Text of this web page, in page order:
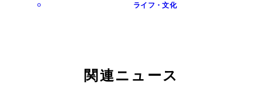
ライフ・文化
関連ニュース